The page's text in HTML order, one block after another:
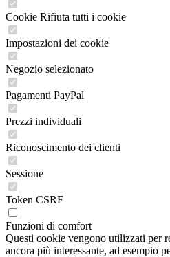
Cookie Rifiuta tutti i cookie
Impostazioni dei cookie
Negozio selezionato
Pagamenti PayPal
Prezzi individuali
Riconoscimento dei clienti
Sessione
Token CSRF
Funzioni di comfort
Questi cookie vengono utilizzati per
ancora più interessante, ad esempio